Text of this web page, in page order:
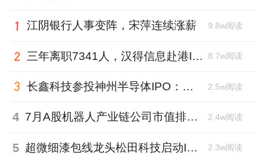
江阴银行人事变阵，宋萍连续涨薪 9.8w阅读
三年离职7341人，汉得信息赴港IPO前欠缴社保1.55亿元 8.7w阅读
长鑫科技参投神州半导体IPO：朱培文、陈觉晓变现2.6亿，董秘和保荐人有旧 2.5w阅读
4 7月A股机器人产业链公司市值排行：大族激光跌去四成，奥比中光跻身前三 2.4w阅读
5 超微细漆包线龙头松田科技启动IPO：东方证券辅导，君联资本加持 2.3w阅读